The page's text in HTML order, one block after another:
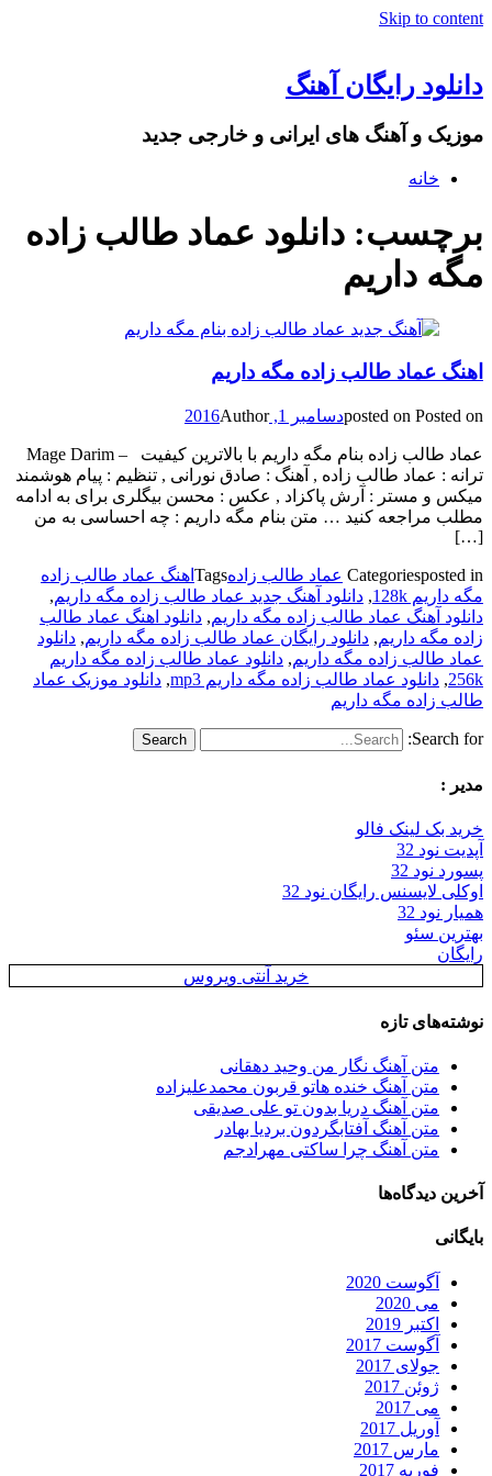
Skip to content
دانلود رایگان آهنگ
موزیک و آهنگ های ایرانی و خارجی جدید
خانه
برچسب: دانلود عماد طالب زاده
مگه داریم
اهنگ عماد طالب زاده مگه داریم
posted on Posted on دسامبر 1, 2016 Author
عماد طالب زاده بنام مگه داریم با بالاترین کیفیت – Mage Darim
ترانه : عماد طالب زاده , آهنگ : صادق نورانی , تنظیم : پیام هوشمند
میکس و مستر : آرش پاکزاد , عکس : محسن بیگلری برای به ادامه
مطلب مراجعه کنید … متن بنام مگه داریم : چه احساسی به من
[…]
Categoriesposted in عماد طالب زادهTags اهنگ عماد طالب زاده
مگه داریم 128k
, دانلود آهنگ جدید عماد طالب زاده مگه داریم,
دانلود آهنگ عماد طالب زاده مگه داریم, دانلود اهنگ عماد طالب
زاده مگه داریم, دانلود رایگان عماد طالب زاده مگه داریم, دانلود
عماد طالب زاده مگه داریم, دانلود عماد طالب زاده مگه داریم
256k
, دانلود عماد طالب زاده مگه داریم mp3 , دانلود موزیک عماد
طالب زاده مگه داریم
Search for:
مدیر :
خرید بک لینک فالو
آپدیت نود 32
پسورد نود 32
اوکلی لایسنس رایگان نود 32
همیار نود 32
بهترین سئو
رایگان
خرید آنتی ویروس
نوشته‌های تازه
متن آهنگ نگار من وحید دهقانی
متن آهنگ خنده هاتو قربون محمدعلیزاده
متن آهنگ دریا بدون تو علی صدیقی
متن آهنگ آفتابگردون بردیا بهادر
متن آهنگ چرا ساکتی مهرادجم
آخرین دیدگاه‌ها
بایگانی
آگوست 2020
می 2020
اکتبر 2019
آگوست 2017
جولای 2017
ژوئن 2017
می 2017
آوریل 2017
مارس 2017
فوریه 2017